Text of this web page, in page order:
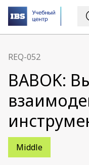
REQ-052
BABOK:
Middle